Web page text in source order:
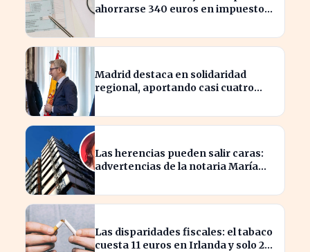
ahorrarse 340 euros en impuestos,
Madrid destaca en solidaridad
regional, aportando casi cuatro
Las herencias pueden salir caras:
advertencias de la notaria María
Las disparidades fiscales: el tabaco
cuesta 11 euros en Irlanda y solo 2